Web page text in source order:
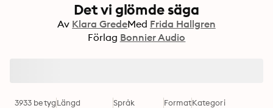
Det vi glömde säga
Av Klara GredeMed Frida Hallgren
Förlag Bonnier Audio
3933 betygLängd Språk FormatKategori